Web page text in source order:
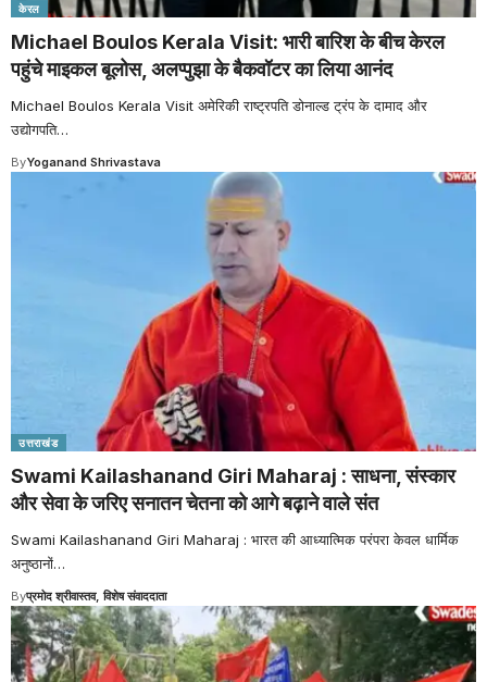
केरल
Michael Boulos Kerala Visit: भारी बारिश के बीच केरल
पहुंचे माइकल बूलोस, अलप्पुझा के बैकवॉटर का लिया आनंद
Michael Boulos Kerala Visit अमेरिकी राष्ट्रपति डोनाल्ड ट्रंप के दामाद और
उद्योगपति…
ByYoganand Shrivastava
उत्तराखंड
Swami Kailashanand Giri Maharaj : साधना, संस्कार
और सेवा के जरिए सनातन चेतना को आगे बढ़ाने वाले संत
Swami Kailashanand Giri Maharaj : भारत की आध्यात्मिक परंपरा केवल धार्मिक
अनुष्ठानों…
Byप्रमोद श्रीवास्तव, विशेष संवाददाता